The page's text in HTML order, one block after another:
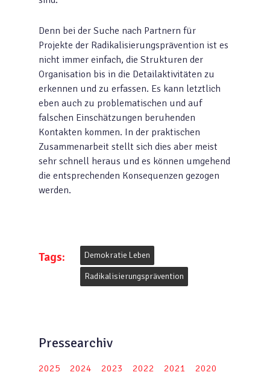
Denn bei der Suche nach Partnern für
Projekte der Radikalisierungsprävention ist es
nicht immer einfach, die Strukturen der
Organisation bis in die Detailaktivitäten zu
erkennen und zu erfassen. Es kann letztlich
eben auch zu problematischen und auf
falschen Einschätzungen beruhenden
Kontakten kommen. In der praktischen
Zusammenarbeit stellt sich dies aber meist
sehr schnell heraus und es können umgehend
die entsprechenden Konsequenzen gezogen
werden.
Tags: Demokratie Leben
Radikalisierungsprävention
Pressearchiv
2025 2024 2023 2022 2021
2020